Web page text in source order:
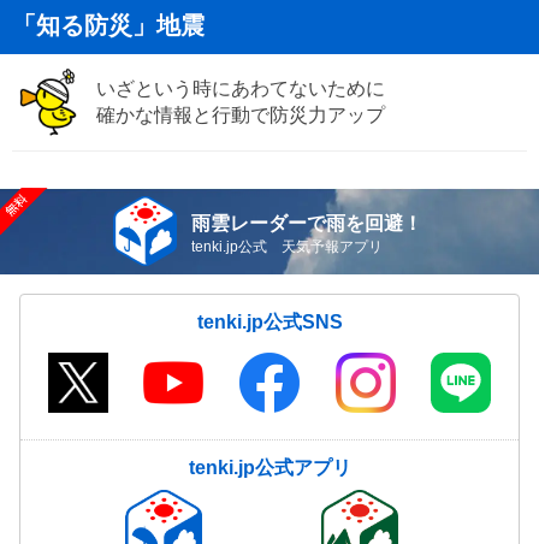
「知る防災」地震
いざという時にあわてないために
確かな情報と行動で防災力アップ
雨雲レーダーで雨を回避！
tenki.jp公式 天気予報アプリ
tenki.jp公式SNS
tenki.jp公式アプリ